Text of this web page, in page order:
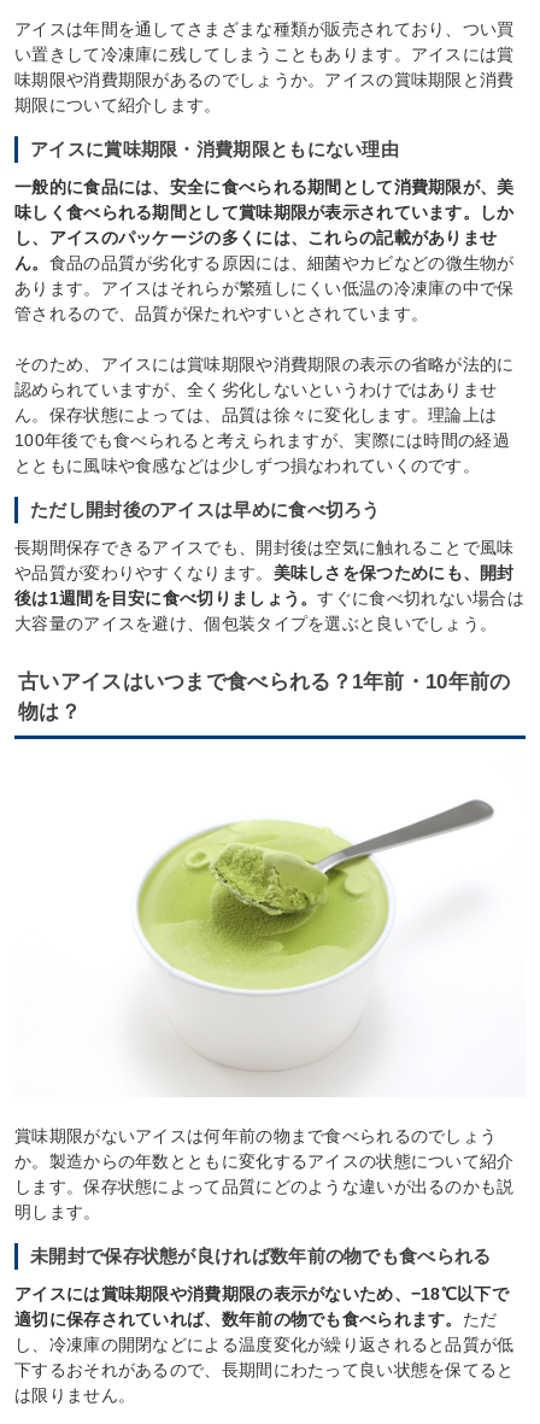
アイスは年間を通してさまざまな種類が販売されており、つい買
い置きして冷凍庫に残してしまうこともあります。アイスには賞
味期限や消費期限があるのでしょうか。アイスの賞味期限と消費
期限について紹介します。
アイスに賞味期限・消費期限ともにない理由
一般的に食品には、安全に食べられる期間として消費期限が、美
味しく食べられる期間として賞味期限が表示されています。しか
し、アイスのパッケージの多くには、これらの記載がありませ
ん。 食品の品質が劣化する原因には、細菌やカビなどの微生物が
あります。アイスはそれらが繁殖しにくい低温の冷凍庫の中で保
管されるので、品質が保たれやすいとされています。
そのため、アイスには賞味期限や消費期限の表示の省略が法的に
認められていますが、全く劣化しないというわけではありませ
ん。保存状態によっては、品質は徐々に変化します。理論上は
100年後でも食べられると考えられますが、実際には時間の経過
とともに風味や食感などは少しずつ損なわれていくのです。
ただし開封後のアイスは早めに食べ切ろう
長期間保存できるアイスでも、開封後は空気に触れることで風味
や品質が変わりやすくなります。 美味しさを保つためにも、開封
後は1週間を目安に食べ切りましょう。すぐに食べ切れない場合は
大容量のアイスを避け、個包装タイプを選ぶと良いでしょう。
古いアイスはいつまで食べられる？1年前・10年前の
物は？
賞味期限がないアイスは何年前の物まで食べられるのでしょう
か。製造からの年数とともに変化するアイスの状態について紹介
します。保存状態によって品質にどのような違いが出るのかも説
明します。
未開封で保存状態が良ければ数年前の物でも食べられる
アイスには賞味期限や消費期限の表示がないため、−18℃以下で
適切に保存されていれば、数年前の物でも食べられます。 ただ
し、冷凍庫の開閉などによる温度変化が繰り返されると品質が低
下するおそれがあるので、長期間にわたって良い状態を保てると
は限りません。